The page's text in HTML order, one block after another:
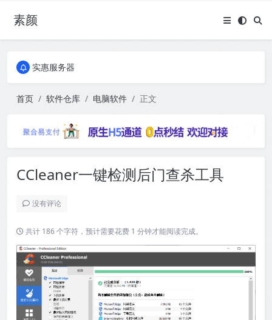
素颜全国免费包邮流量卡
实惠服务器
实惠服务器
首页 软件仓库 电脑软件 正文
CCleaner一键检测后门查杀工具
没有评论
共计 186 个字符，预计需要花费 1 分钟才能阅读完成。